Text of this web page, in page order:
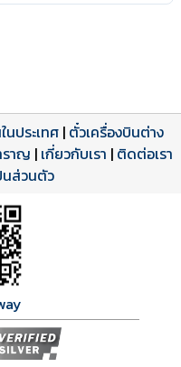
หน้าเต็ม
เต็ม
นประเทศ| ตั๋วเครื่องบินต่าง
ราญ | เกี่ยวกับเรา | ติดต่อเรา
นส่วนตัว